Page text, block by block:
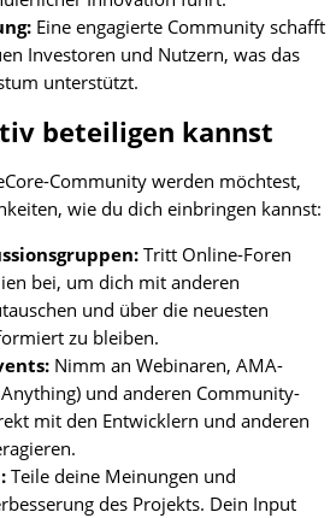
Eine engagierte Community schafft
Investoren und Nutzern, was das
unterstützt.
beteiligen kannst
Community werden möchtest,
wie du dich einbringen kannst:
Tritt Online-Foren
bei, um dich mit anderen
und über die neuesten
zu bleiben.
Nimm an Webinaren, AMA-
Anything) und anderen Community-
mit den Entwicklern und anderen
Teile deine Meinungen und
des Projekts. Dein Input